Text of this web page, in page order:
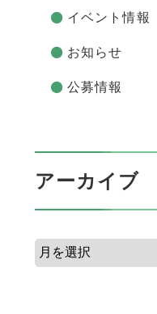
イベント情報
お知らせ
公募情報
アーカイブ